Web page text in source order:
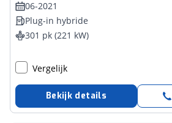
06-2021
Plug-in hybride
301 pk (221 kW)
Vergelijk
Bekijk details